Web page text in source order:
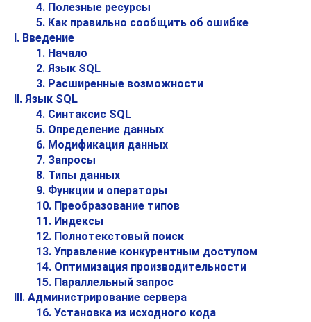
4. Полезные ресурсы
5. Как правильно сообщить об ошибке
I. Введение
1. Начало
2. Язык SQL
3. Расширенные возможности
II. Язык SQL
4. Синтаксис SQL
5. Определение данных
6. Модификация данных
7. Запросы
8. Типы данных
9. Функции и операторы
10. Преобразование типов
11. Индексы
12. Полнотекстовый поиск
13. Управление конкурентным доступом
14. Оптимизация производительности
15. Параллельный запрос
III. Администрирование сервера
16. Установка из исходного кода